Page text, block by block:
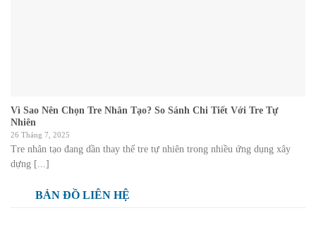
Vì Sao Nên Chọn Tre Nhân Tạo? So Sánh Chi Tiết Với Tre Tự
Nhiên
26 Tháng 7, 2025
Tre nhân tạo đang dần thay thế tre tự nhiên trong nhiều ứng dụng xây
dựng [...]
BẢN ĐỒ LIÊN HỆ